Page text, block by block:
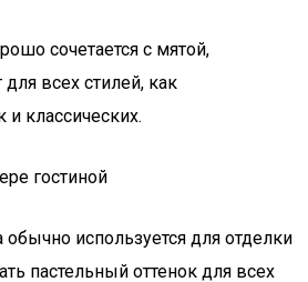
сочетается с мятой,
для всех стилей, как
классических.
гостиной
обычно используется для отделки
пастельный оттенок для всех